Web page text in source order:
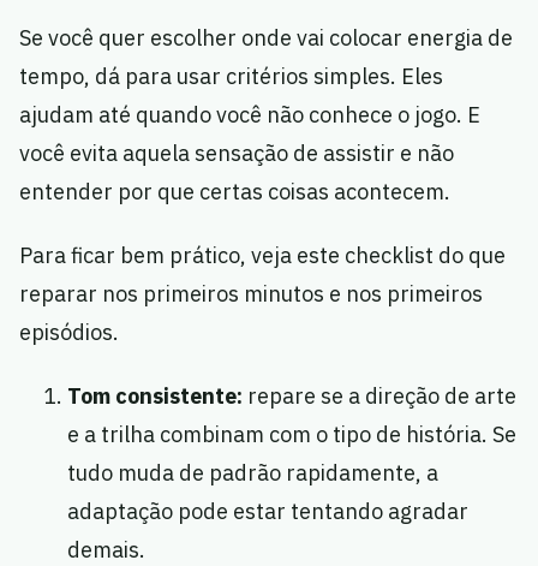
Se você quer escolher onde vai colocar energia de
tempo, dá para usar critérios simples. Eles
ajudam até quando você não conhece o jogo. E
você evita aquela sensação de assistir e não
entender por que certas coisas acontecem.
Para ficar bem prático, veja este checklist do que
reparar nos primeiros minutos e nos primeiros
episódios.
Tom consistente: repare se a direção de arte
e a trilha combinam com o tipo de história. Se
tudo muda de padrão rapidamente, a
adaptação pode estar tentando agradar
demais.